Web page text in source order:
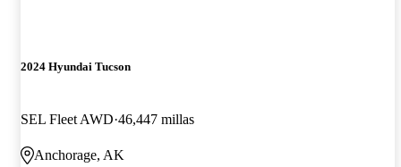
2024 Hyundai Tucson
SEL Fleet AWD 46,447 millas
Anchorage, AK